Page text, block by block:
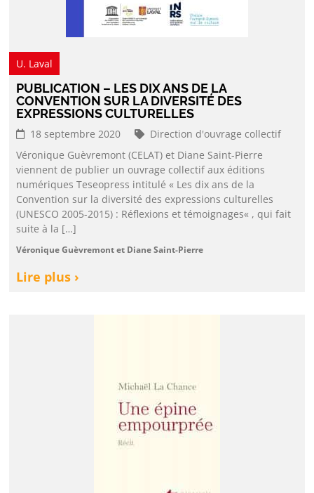
U. Laval
PUBLICATION – LES DIX ANS DE LA
CONVENTION SUR LA DIVERSITÉ DES
EXPRESSIONS CULTURELLES
18 septembre 2020
Direction d'ouvrage collectif
Véronique Guèvremont (CELAT) et Diane Saint-Pierre
viennent de publier un ouvrage collectif aux éditions
numériques Teseopress intitulé « Les dix ans de la
Convention sur la diversité des expressions culturelles
(UNESCO 2005-2015) : Réflexions et témoignages« , qui fait
suite à la […]
Véronique Guèvremont et Diane Saint-Pierre
Lire plus ›